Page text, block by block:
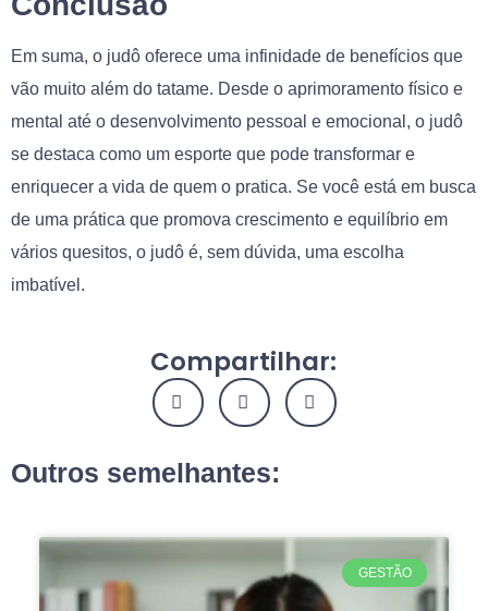
Em suma, o judô oferece uma infinidade de benefícios que
vão muito além do tatame. Desde o aprimoramento físico e
mental até o desenvolvimento pessoal e emocional, o judô
se destaca como um esporte que pode transformar e
enriquecer a vida de quem o pratica. Se você está em busca
de uma prática que promova crescimento e equilíbrio em
vários quesitos, o judô é, sem dúvida, uma escolha
imbatível.
Compartilhar:
Outros semelhantes:
GESTÃO